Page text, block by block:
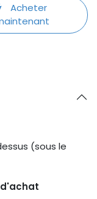
Acheter
(sous le
d'achat